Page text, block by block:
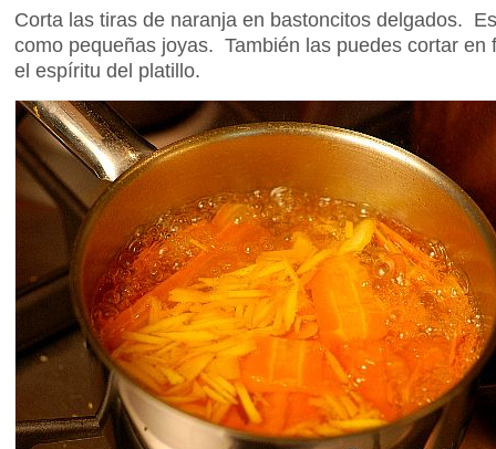
Corta las tiras de naranja en bastoncitos delgados.
como pequeñas joyas. También las puedes cortar en
el espíritu del platillo.